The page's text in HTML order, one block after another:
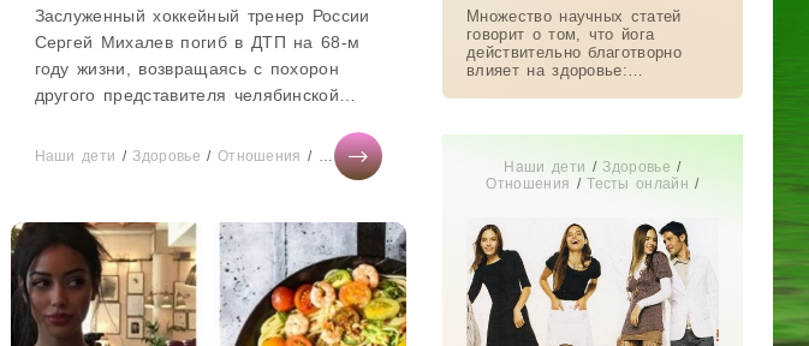
СТАТЬИ/Здоровье/Мир женщины
Заслуженный хоккейный тренер России
Сергей Михалев погиб в ДТП на 68-м
году жизни, возвращаясь с похорон
другого представителя челябинской
качестве наставника Михалев
Наши дети /Здоровье / Отношения / Карьера/
Множество научных статей
говорит о том, что йога
действительно благотворно
влияет на здоровье:
Наши дети /Здоровье /
Отношения /Тесты онлайн /